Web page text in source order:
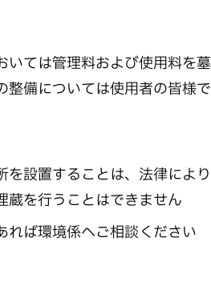
ては管理料および使用料を
備については使用者の皆様
設置することは、法律によ
蔵を行うことはできません
れば環境係へご相談ください